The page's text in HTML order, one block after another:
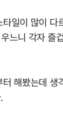
일이 많이
느니 각자 즐
해봤는데 생